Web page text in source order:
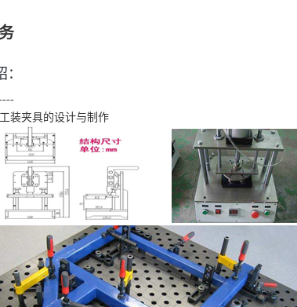
工装夹具的设计与制作